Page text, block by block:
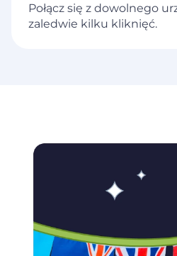
Połącz się z dowolnego
zaledwie kilku kliknięć.